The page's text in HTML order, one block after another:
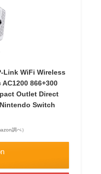
Link WiFi Wireless
866+300
Outlet Direct
Switch
調べ）